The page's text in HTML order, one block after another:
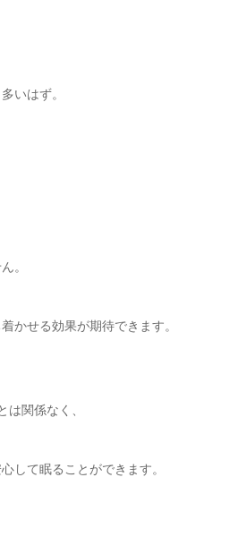
いはず。
。
かせる効果が期待できます。
関係なく、
して眠ることができます。